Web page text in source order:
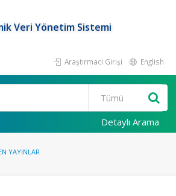
Veri Yönetim Sistemi
Araştırmacı Girişi English
Detaylı Arama
YAYINLAR